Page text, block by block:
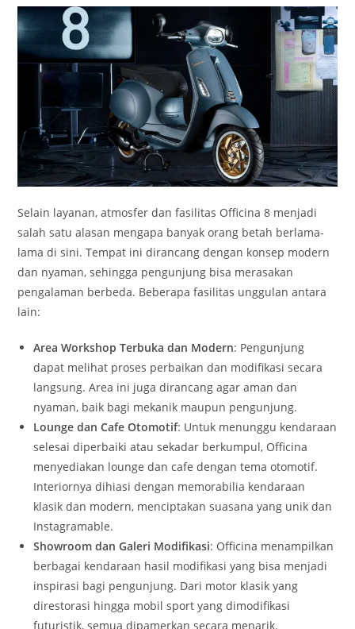
Selain layanan, atmosfer dan fasilitas Officina 8 menjadi
salah satu alasan mengapa banyak orang betah berlama-
lama di sini. Tempat ini dirancang dengan konsep modern
dan nyaman, sehingga pengunjung bisa merasakan
pengalaman berbeda. Beberapa fasilitas unggulan antara
lain:
Area Workshop Terbuka dan Modern: Pengunjung
dapat melihat proses perbaikan dan modifikasi secara
langsung. Area ini juga dirancang agar aman dan
nyaman, baik bagi mekanik maupun pengunjung.
Lounge dan Cafe Otomotif: Untuk menunggu kendaraan
selesai diperbaiki atau sekadar berkumpul, Officina
menyediakan lounge dan cafe dengan tema otomotif.
Interiornya dihiasi dengan memorabilia kendaraan
klasik dan modern, menciptakan suasana yang unik dan
Instagramable.
Showroom dan Galeri Modifikasi: Officina menampilkan
berbagai kendaraan hasil modifikasi yang bisa menjadi
inspirasi bagi pengunjung. Dari motor klasik yang
direstorasi hingga mobil sport yang dimodifikasi
futuristik, semua dipamerkan secara menarik.